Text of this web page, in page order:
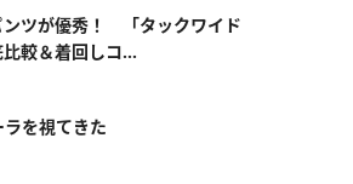
ンツが優秀！ 「タックワイド
較＆着回しコ...
ラを視てきた